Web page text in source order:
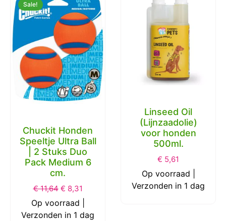
Sale!
Chuckit Honden
Speeltje Ultra Ball
| 2 Stuks Duo
Pack Medium 6
cm.
€11,64 € 8,31
Op voorraad |
Verzonden in 1 dag
Linseed Oil
(Lijnzaadolie)
voor honden
500ml.
€ 5,61
Op voorraad |
Verzonden in 1 dag